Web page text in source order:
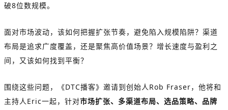
破8位数规模。
面对市场波动，该如何把握扩张节奏，避免陷入规模陷阱？渠道
布局是追求广度覆盖，还是聚焦高价值场景？增长速度与盈利之
间，又该如何找到平衡？
围绕这些问题，《DTC播客》邀请到创始人Rob Fraser，他将和
主持人Eric一起，针对市场扩张、多渠道布局、选品策略、品牌